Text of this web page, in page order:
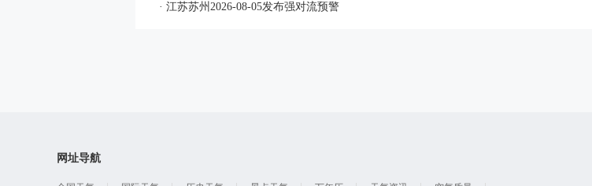
· 江苏苏州2026-08-05发布强对流预警
网址导航